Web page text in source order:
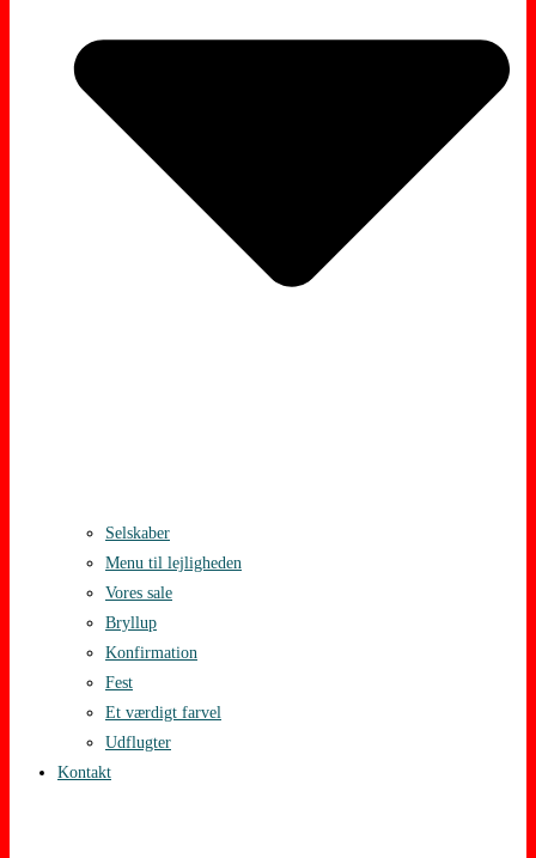
Selskaber
Menu til lejligheden
Vores sale
Bryllup
Konfirmation
Fest
Et værdigt farvel
Udflugter
Kontakt